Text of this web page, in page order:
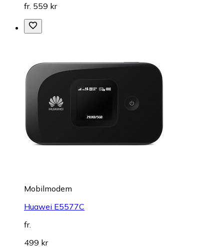
fr. 559 kr
Mobilmodem
Huawei E5577C
fr.
499 kr